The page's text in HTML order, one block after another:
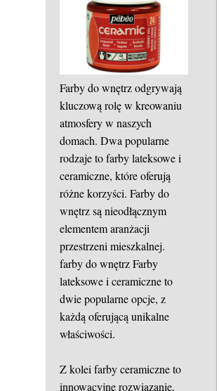
Farby do wnętrz odgrywają
kluczową rolę w kreowaniu
atmosfery w naszych
domach. Dwa popularne
rodzaje to farby lateksowe i
ceramiczne, które oferują
różne korzyści. Farby do
wnętrz są nieodłącznym
elementem aranżacji
przestrzeni mieszkalnej.
farby do wnętrzFarby
lateksowe i ceramiczne to
dwie popularne opcje, z
każdą oferującą unikalne
właściwości.
Z kolei farby ceramiczne to
innowacyjne rozwiązanie,